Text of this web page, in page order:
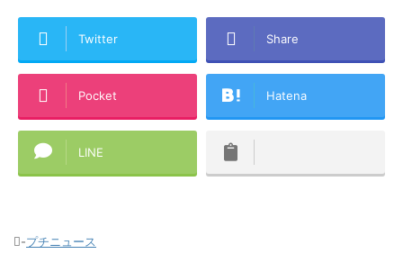
Twitter Share
Pocket Hatena
LINE
-プチニュース